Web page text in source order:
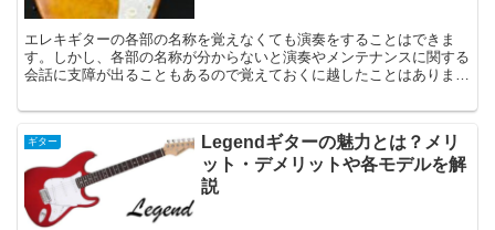
エレキギターの各部の名称を覚えなくても演奏をすることはできま
す。しかし、各部の名称が分からないと演奏やメンテナンスに関する
会話に支障が出ることもあるので覚えておくに越したことはありませ
ます。
ギター
Legendギターの魅力とは？メリ
ット・デメリットや各モデルを解
説